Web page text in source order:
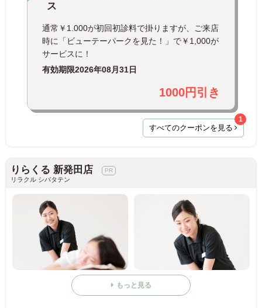
ス
通常￥1.000が初回初診料で掛りますが、ご来店
時に「ビューテーパークを見た！」で￥1,000が
サービスに！
有効期限2026年08月31日
1000円引き
すべてのクーポンを見る
1
りらくる 新発田店
リラクル シバタテン
もっと見る